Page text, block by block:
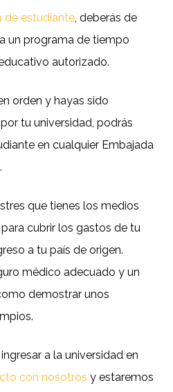
de estudiante, deberás de
un programa de tiempo
autorizado.
orden y hayas sido
tu universidad, podrás
en cualquier Embajada
que tienes los medios
cubrir los gastos de tu
a tu país de origen.
médico adecuado y un
demostrar unos
a la universidad en
con nosotros y estaremos